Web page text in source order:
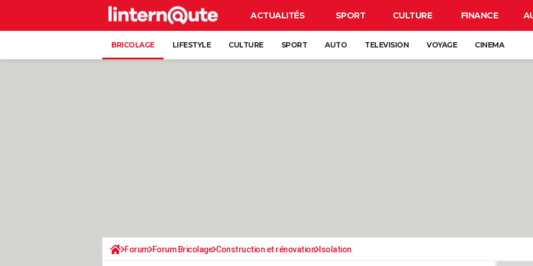
ACTUALITÉS SPORT CULTURE FINANCE
BRICOLAGE LIFESTYLE CULTURE SPORT AUTO TELEVISION VOYAGE CINEMA
Forum Forum Bricolage Construction et rénovation Isolation